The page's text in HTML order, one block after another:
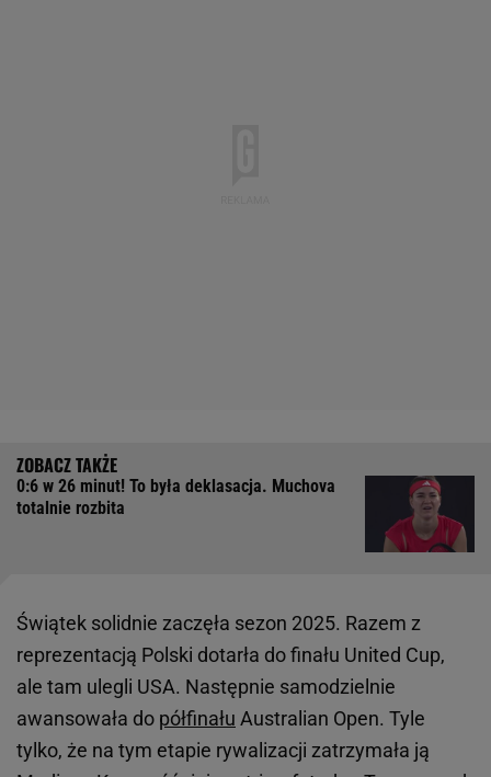
0:6 w 26 minut! To była deklasacja. Muchova
totalnie rozbita
Świątek solidnie zaczęła sezon 2025. Razem z
reprezentacją Polski dotarła do finału United Cup,
ale tam ulegli USA. Następnie samodzielnie
awansowała do półfinału Australian Open. Tyle
tylko, że na tym etapie rywalizacji zatrzymała ją